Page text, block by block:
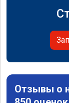
Отзывы о